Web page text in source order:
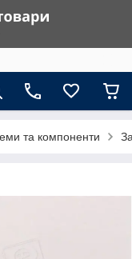
та компоненти